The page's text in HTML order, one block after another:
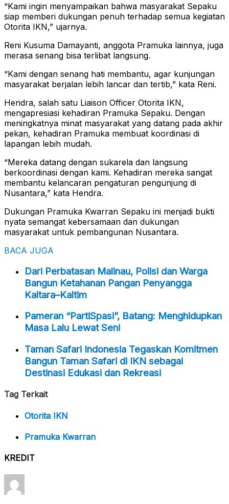
“Kami ingin menyampaikan bahwa masyarakat Sepaku
siap memberi dukungan penuh terhadap semua kegiatan
Otorita IKN,” ujarnya.
Reni Kusuma Damayanti, anggota Pramuka lainnya, juga
merasa senang bisa terlibat langsung.
“Kami dengan senang hati membantu, agar kunjungan
masyarakat berjalan lebih lancar dan tertib,” kata Reni.
Hendra, salah satu Liaison Officer Otorita IKN,
mengapresiasi kehadiran Pramuka Sepaku. Dengan
meningkatnya minat masyarakat yang datang pada akhir
pekan, kehadiran Pramuka membuat koordinasi di
lapangan lebih mudah.
“Mereka datang dengan sukarela dan langsung
berkoordinasi dengan kami. Kehadiran mereka sangat
membantu kelancaran pengaturan pengunjung di
Nusantara,” kata Hendra.
Dukungan Pramuka Kwarran Sepaku ini menjadi bukti
nyata semangat kebersamaan dan dukungan
masyarakat untuk pembangunan Nusantara.
BACA JUGA
Dari Perbatasan Malinau, Polisi dan Warga
Bangun Ketahanan Pangan Penyangga
Kaltara–Kaltim
Pameran “PartiSpasi”, Batang: Menghidupkan
Masa Lalu Lewat Seni
Taman Safari Indonesia Tegaskan Komitmen
Bangun Taman Safari di IKN sebagai
Destinasi Edukasi dan Rekreasi
Tag Terkait
Otorita IKN
Pramuka Kwarran
KREDIT